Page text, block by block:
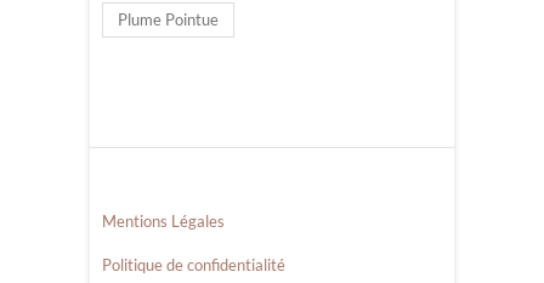
Plume Pointue
Mentions Légales
Politique de confidentialité